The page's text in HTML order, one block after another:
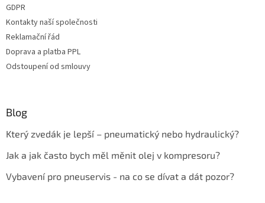
GDPR
Kontakty naší společnosti
Reklamační řád
Doprava a platba PPL
Odstoupení od smlouvy
Blog
Který zvedák je lepší – pneumatický nebo hydraulický?
Jak a jak často bych měl měnit olej v kompresoru?
Vybavení pro pneuservis - na co se dívat a dát pozor?